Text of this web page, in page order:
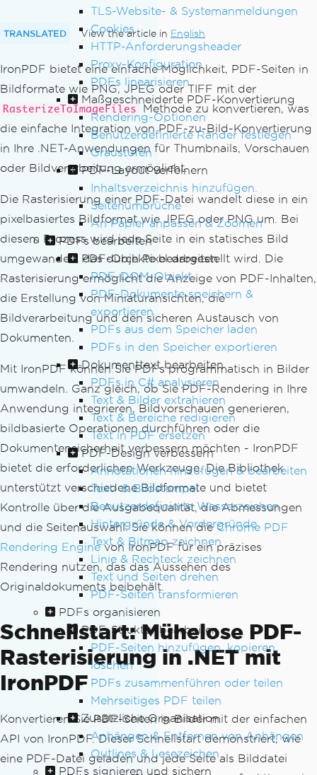
TLS-Website- & Systemanmeldungen
Cookies
HTTP-Anforderungsheader
Proxy-Konfiguration
PDFs linearisieren
Maßgeschneiderte PDF-Konvertierung
Rendering-Optionen
Benutzerdefinierte Ränder festlegen
Graustufen
PDF-Layout verfeinern
Inhaltsverzeichnis hinzufügen.
Seitenumbrüche
An Papier anpassen & Zoomen
PDFs bearbeiten
PDF-Objekte bearbeiten
PDF-DOM-Objekt
PDF-Dokumente speichern &
exportieren
PDFs aus dem Speicher laden
PDFs in den Speicher exportieren
Dokumenttext bearbeiten
PDFs in C# analysieren
Text & Bilder extrahieren
Text & Bereiche redigieren
Text in PDF ersetzen
PDF-Design verbessern
Annotationen hinzufügen & bearbeiten
Text- & Bildstempel
Benutzerdefinierte Wasserzeichen
Hintergründe & Vordergründe
Text & Bitmap zeichnen
Linie & Rechteck zeichnen
Text und Seiten drehen
PDF-Seiten transformieren
PDFs organisieren
PDF-Struktur bearbeiten
PDF-Seiten hinzufügen, kopieren,
löschen
PDFs zusammenführen oder teilen
Mehrseitiges PDF teilen
Zusätzliche Organisation
Anhängen & Entfernen von Anhängen
Outlines & Lesezeichen
PDFs signieren und sichern
TRANSLATED View the article in English
IronPDF bietet eine einfache Möglichkeit, PDF-Seiten in
Bildformate wie PNG, JPEG oder TIFF mit der
RasterizeToImageFiles
Methode zu konvertieren, was
die einfache Integration von PDF-zu-Bild-Konvertierung
in Ihre .NET-Anwendungen für Thumbnails, Vorschauen
oder Bildverarbeitung ermöglicht.
Die Rasterisierung einer PDF-Datei wandelt diese in ein
pixelbasiertes Bildformat wie JPEG oder PNG um. Bei
diesem Prozess wird jede Seite in ein statisches Bild
umgewandelt, das durch Pixel dargestellt wird. Die
Rasterisierung ermöglicht die Anzeige von PDF-Inhalten,
die Erstellung von Miniaturansichten, die
Bildverarbeitung und den sicheren Austausch von
Dokumenten.
Mit IronPDF können Sie PDFs programmatisch in Bilder
umwandeln. Ganz gleich, ob Sie PDF-Rendering in Ihre
Anwendung integrieren, Bildvorschauen generieren,
bildbasierte Operationen durchführen oder die
Dokumentensicherheit verbessern möchten - IronPDF
bietet die erforderlichen Werkzeuge. Die Bibliothek
unterstützt verschiedene Bildformate und bietet
Kontrolle über die Ausgabequalität, die Abmessungen
und die Seitenauswahl. Sie können dieChrome PDF
Rendering Enginevon IronPDF für ein präzises
Rendering nutzen, das das Aussehen des
Originaldokuments beibehält.
Schnellstart: Mühelose PDF-
Rasterisierung in .NET mit
IronPDF
Konvertieren Sie PDF-Seiten in Bilder mit der einfachen
API von IronPDF. Dieser Schnellstart demonstriert, wie
eine PDF-Datei geladen und jede Seite als Bilddatei